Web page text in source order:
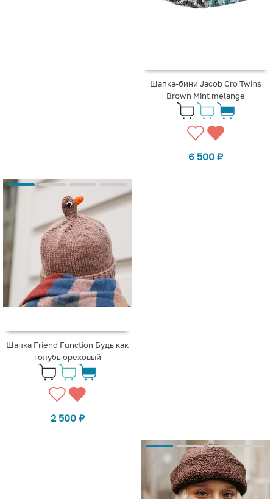
Шапка-бини Jacob Cro Twins
Brown Mint melange
6 500 ₽
Шапка Friend Function Будь как
голубь ореховый
2 500 ₽